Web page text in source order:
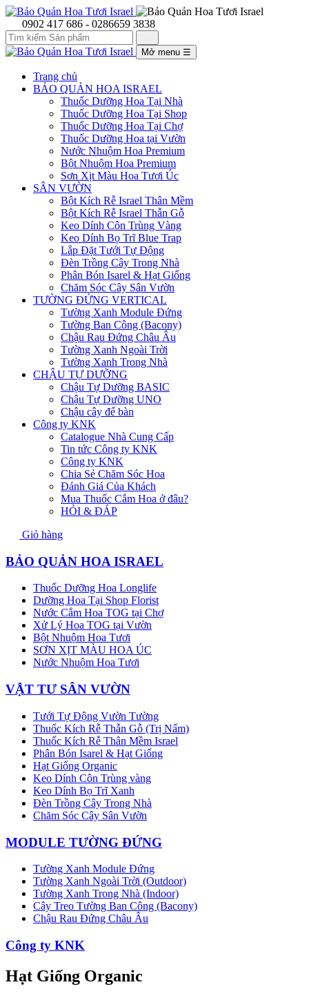
0902 417 686 - 0286659 3838
Mở menu ☰
Trang chủ
BẢO QUẢN HOA ISRAEL
Thuốc Dưỡng Hoa Tại Nhà
Thuốc Dưỡng Hoa Tại Shop
Thuốc Dưỡng Hoa Tại Chợ
Thuốc Dưỡng Hoa tại Vườn
Nước Nhuộm Hoa Premium
Bột Nhuộm Hoa Premium
Sơn Xịt Màu Hoa Tươi Úc
SÂN VƯỜN
Bột Kích Rễ Israel Thân Mềm
Bột Kích Rễ Israel Thẫn Gỗ
Keo Dính Côn Trùng Vàng
Keo Dính Bọ Trĩ Blue Trap
Lắp Đặt Tưới Tự Động
Đèn Trồng Cây Trong Nhà
Phân Bón Isarel & Hạt Giống
Chăm Sóc Cây Sân Vườn
TƯỜNG ĐỨNG VERTICAL
Tường Xanh Module Đứng
Tường Ban Công (Bacony)
Chậu Rau Đứng Châu Âu
Tường Xanh Ngoài Trời
Tường Xanh Trong Nhà
CHẬU TỰ DƯỠNG
Chậu Tự Dưỡng BASIC
Chậu Tự Dưỡng UNO
Chậu cây để bàn
Công ty KNK
Catalogue Nhà Cung Cấp
Tin tức Công ty KNK
Công ty KNK
Chia Sẻ Chăm Sóc Hoa
Đánh Giá Của Khách
Mua Thuốc Cắm Hoa ở đâu?
HỎI & ĐÁP
Giỏ hàng
BẢO QUẢN HOA ISRAEL
Thuốc Dưỡng Hoa Longlife
Dưỡng Hoa Tại Shop Florist
Nước Cắm Hoa TOG tại Chợ
Xử Lý Hoa TOG tại Vườn
Bột Nhuộm Hoa Tươi
SƠN XỊT MÀU HOA ÚC
Nước Nhuộm Hoa Tươi
VẬT TƯ SÂN VƯỜN
Tưới Tự Động Vườn Tường
Thuốc Kích Rễ Thẫn Gỗ (Trị Nấm)
Thuốc Kích Rễ Thân Mềm Israel
Phân Bón Isarel & Hạt Giống
Hạt Giống Organic
Keo Dính Côn Trùng vàng
Keo Dính Bọ Trĩ Xanh
Đèn Trồng Cây Trong Nhà
Chăm Sóc Cây Sân Vườn
MODULE TƯỜNG ĐỨNG
Tường Xanh Module Đứng
Tường Xanh Ngoài Trời (Outdoor)
Tường Xanh Trong Nhà (Indoor)
Cây Treo Tường Ban Công (Bacony)
Chậu Rau Đứng Châu Âu
Công ty KNK
Hạt Giống Organic